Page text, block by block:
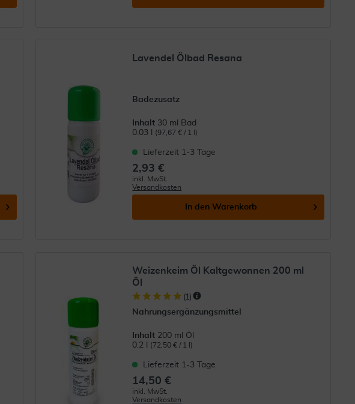
Lavendel Ölbad Resana
Badezusatz
Inhalt 30 ml Bad
0.03 l
(97,67 € / 1 l)
Lieferzeit 1-3 Tage
2,93 €
inkl. MwSt.
Versandkosten
In den Warenkorb
Weizenkeim Öl Kaltgewonnen 200 ml
Öl
(1 )
Nahrungsergänzungsmittel
Inhalt 200 ml Öl
0.2 l
(72,50 € / 1 l)
Lieferzeit 1-3 Tage
14,50 €
inkl. MwSt.
Versandkosten